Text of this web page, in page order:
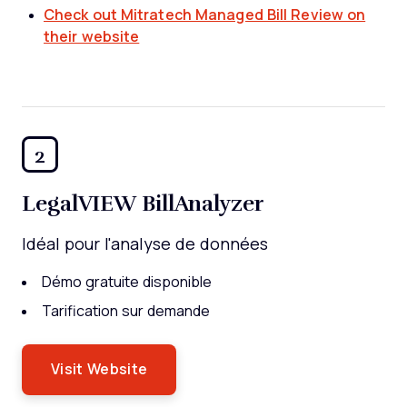
Check out Mitratech Managed Bill Review on
their website
2
LegalVIEW BillAnalyzer
Idéal pour l'analyse de données
Démo gratuite disponible
Tarification sur demande
Visit Website